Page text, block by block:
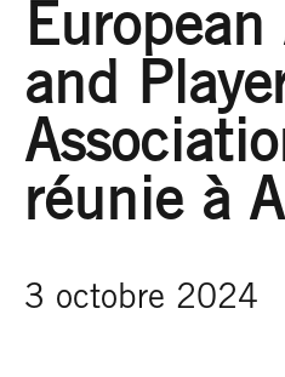
and
réunie à
3 octobre 2024